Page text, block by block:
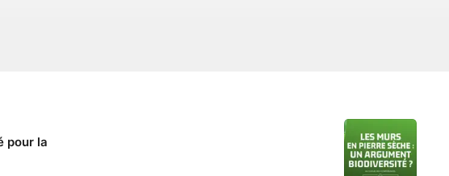
pour la